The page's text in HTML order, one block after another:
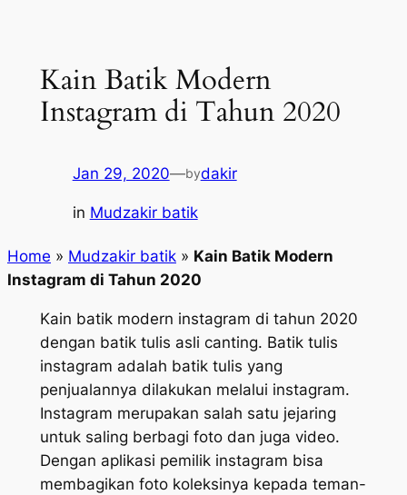
Kain Batik Modern
Instagram di Tahun 2020
Jan 29, 2020—bydakir
in Mudzakir batik
Home » Mudzakir batik » Kain Batik Modern
Instagram di Tahun 2020
Kain batik modern instagram di tahun 2020
dengan batik tulis asli canting. Batik tulis
instagram adalah batik tulis yang
penjualannya dilakukan melalui instagram.
Instagram merupakan salah satu jejaring
untuk saling berbagi foto dan juga video.
Dengan aplikasi pemilik instagram bisa
membagikan foto koleksinya kepada teman-